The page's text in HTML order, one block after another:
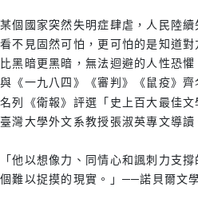
某個國家突然失明症肆虐，人民陸
看不見固然可怕，更可怕的是知道
比黑暗更黑暗，無法迴避的人性恐懼
與《一九八四》《審判》《鼠疫》齊
名列《衛報》評選「史上百大最佳文
臺灣大學外文系教授張淑英專文導
「他以想像力、同情心和諷刺力支
個難以捉摸的現實。」──諾貝爾文